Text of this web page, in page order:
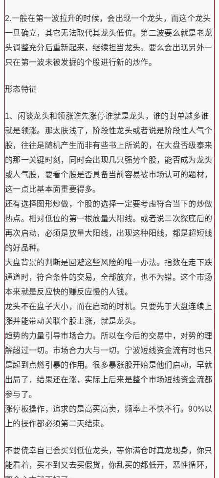
2.一般在第一波拉升的时候，会出现一个龙头，而这个龙头
一旦确立，其它无法取代其龙头低位。第二波要么就是老龙
头调整充分后重新起来，继续担当龙头。要么会出现另外一
只在第一波未被发掘的个股进行新的炒作。
形态特征
1、闲谈龙头和领涨谁先涨停谁就是龙头，谁的封单越多谁
就是领涨。那太肤浅了，阶段性龙头或者说是阶段性人气个
股，往往是随机产生而非有些书上所说的，在大盘否级泰来
的那一关键时刻，同时会出现几只强势个股，能否成为龙头
或人气股，要看个股是否具备当前容易被市场认可的题材，
这一点比基本面重要得多。
还有选择图形炒做，个股的选择一定要考虑符合当下的炒做
热点。相对低位的第一根放量大阳线。或者说二次探底后的
再次启动，必须是放量大阳线，出现这种阳线，都是超短线
的好品种。
大盘背景的判断是回避这些风险的唯一办法。指数在走下跌
通道时，符合条件的交易，全部放弃，也不为错。这个市场
本来就是反应快的赚反应慢的人钱。
龙头不在盘子大小，而在启动的时机。只要先于大盘连续上
涨并能带动关联个股上涨，就是龙头。
趋势的力量引导市场合力。所以在今后的交易中，对势的理
解超过一切。市场合力大与一切。宁波短线资金流有时也只
是起到点燃引暴的作用。很多暴涨股开始是他们启动，早就
出局了，结果还在涨，实际上后来是整个市场短线资金流都
参与了。
涨停板操作，追求的是高买高卖，频率上不快不行。90%以
上的操作都必须第二天结束。
不要侥幸自己会买到低位龙头，等你满仓时真龙现身，你只
能看着，买不到又去买假货，你乱买的都低开，恶性循环，